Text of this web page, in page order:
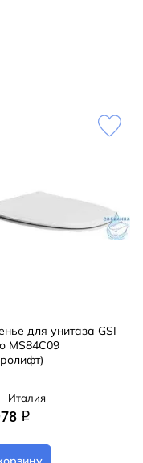
для унитаза GSI
MS84C09
Италия
q